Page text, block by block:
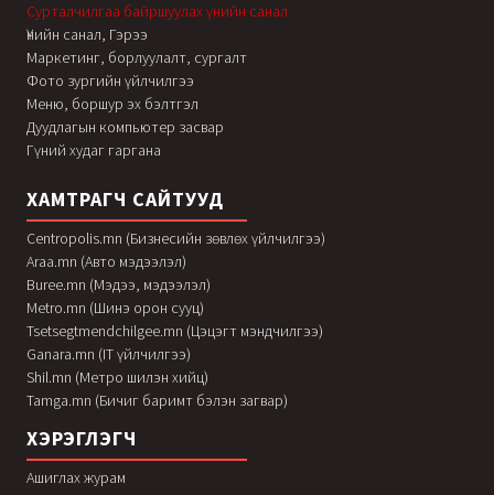
Сурталчилгаа байршуулах үнийн санал
Үнийн санал, Гэрээ
Маркетинг, борлуулалт, сургалт
Фото зургийн үйлчилгээ
Меню, боршур эх бэлтгэл
Дуудлагын компьютер засвар
Гүний худаг гаргана
ХАМТРАГЧ САЙТУУД
Centropolis.mn (Бизнесийн зөвлөх үйлчилгээ)
Araa.mn (Авто мэдээлэл)
Buree.mn (Мэдээ, мэдээлэл)
Metro.mn (Шинэ орон сууц)
Tsetsegtmendchilgee.mn (Цэцэгт мэндчилгээ)
Ganara.mn (IT үйлчилгээ)
Shil.mn (Метро шилэн хийц)
Tamga.mn (Бичиг баримт бэлэн загвар)
ХЭРЭГЛЭГЧ
Ашиглах журам